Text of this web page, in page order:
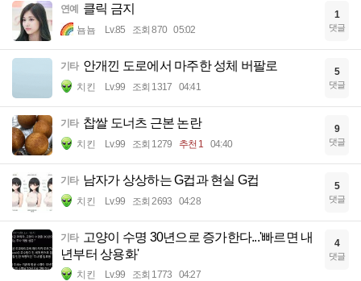
연예 클릭 금지
뇸뇸 Lv.85 조회 870 05:02
1
댓글
기타 안개낀 도로에서 마주한 성체 버팔로
치킨 Lv.99 조회 1317 04:41
5
댓글
기타 찹쌀 도너츠 근본 논란
치킨 Lv.99 조회 1279 추천 1 04:40
9
댓글
기타 남자가 상상하는 G컵과 현실 G컵
치킨 Lv.99 조회 2693 04:28
5
댓글
기타 고양이 수명 30년으로 증가한다...'빠르면 내
년부터 상용화'
치킨 Lv.99 조회 1773 04:27
4
댓글